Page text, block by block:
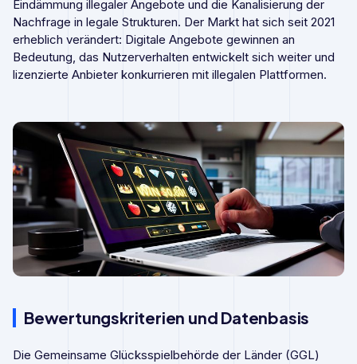
Eindämmung illegaler Angebote und die Kanalisierung der
Nachfrage in legale Strukturen. Der Markt hat sich seit 2021
erheblich verändert: Digitale Angebote gewinnen an
Bedeutung, das Nutzerverhalten entwickelt sich weiter und
lizenzierte Anbieter konkurrieren mit illegalen Plattformen.
Bewertungskriterien und Datenbasis
Die Gemeinsame Glücksspielbehörde der Länder (GGL)